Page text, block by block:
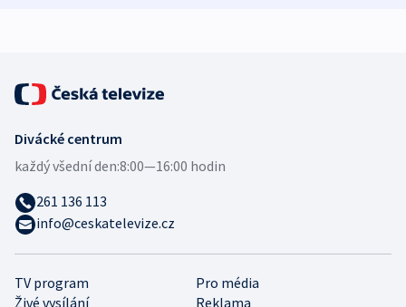
TV program
Pro média
Živé vysílání
Reklama
Divácké centrum
každý všední den:8:00—16:00 hodin
261 136 113
info@ceskatelevize.cz